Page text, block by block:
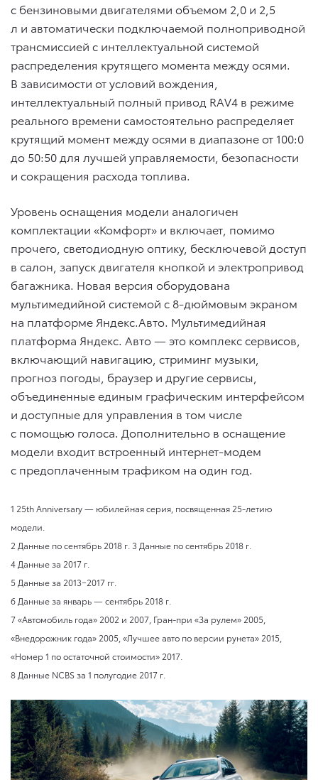
с бензиновыми двигателями объемом 2,0 и 2,5
л и автоматически подключаемой полноприводной
трансмиссией с интеллектуальной системой
распределения крутящего момента между осями.
В зависимости от условий вождения,
интеллектуальный полный привод RAV4 в режиме
реального времени самостоятельно распределяет
крутящий момент между осями в диапазоне от 100:0
до 50:50 для лучшей управляемости, безопасности
и сокращения расхода топлива.
Уровень оснащения модели аналогичен
комплектации «Комфорт» и включает, помимо
прочего, светодиодную оптику, бесключевой доступ
в салон, запуск двигателя кнопкой и электропривод
багажника. Новая версия оборудована
мультимедийной системой с 8-дюймовым экраном
на платформе Яндекс.Авто. Мультимедийная
платформа Яндекс. Авто — это комплекс сервисов,
включающий навигацию, стриминг музыки,
прогноз погоды, браузер и другие сервисы,
объединенные единым графическим интерфейсом
и доступные для управления в том числе
с помощью голоса. Дополнительно в оснащение
модели входит встроенный интернет-модем
с предоплаченным трафиком на один год.
1 25th Anniversary — юбилейная серия, посвященная 25-летию
модели.
2 Данные по сентябрь 2018 г. 3 Данные по сентябрь 2018 г.
4 Данные за 2017 г.
5 Данные за 2013−2017 гг.
6 Данные за январь — сентябрь 2018 г.
7 «Автомобиль года» 2002 и 2007, Гран-при «За рулем» 2005,
«Внедорожник года» 2005, «Лучшее авто по версии рунета» 2015,
«Номер 1 по остаточной стоимости» 2017.
8 Данные NCBS за 1 полугодие 2017 г.